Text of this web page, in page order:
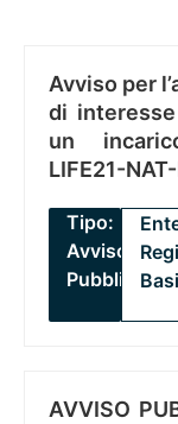
Avviso per
di
un
LIFE21-
Tipo:
Avviso
Pubblico
AVVISO